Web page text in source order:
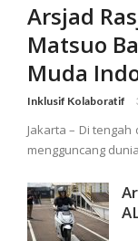
Arsjad
Matsuo
Muda
Inklusif Kolaboratif
Jakarta – Di
mengguncang